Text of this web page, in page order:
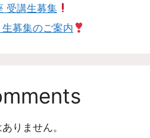
受講生募集
募集のご案内
りません。